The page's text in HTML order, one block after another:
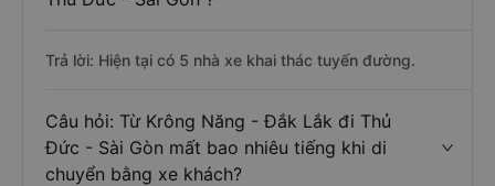
Trả lời: Hiện tại có 5 nhà xe khai thác tuyến đường.
Câu hỏi: Từ Krông Năng - Đắk Lắk đi Thủ
Đức - Sài Gòn mất bao nhiêu tiếng khi di
chuyển bằng xe khách?